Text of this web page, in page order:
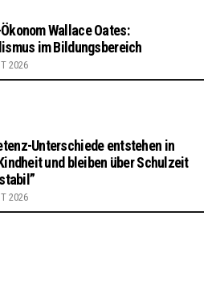
Wallace Oates:
im Bildungsbereich
2026
Unterschiede entstehen in
und bleiben über Schulzeit
2026